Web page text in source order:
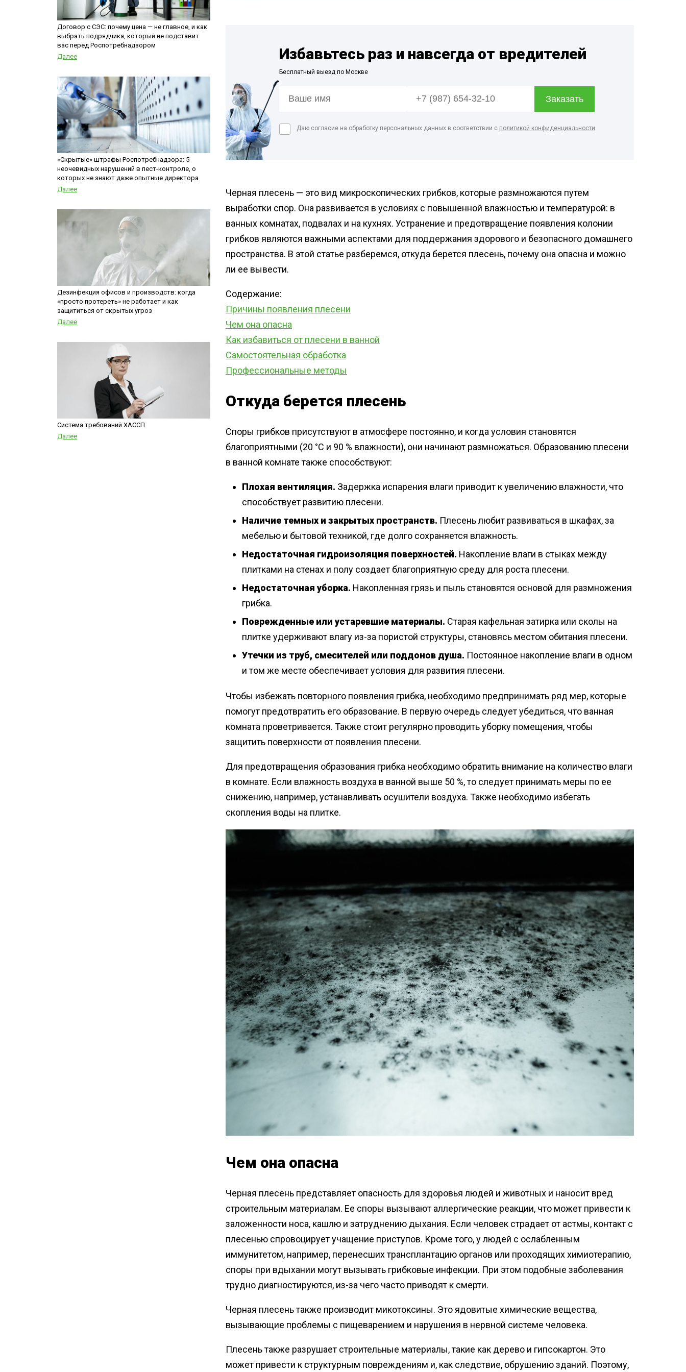
Медведка
Дезинсекция помещений
Дезинсекция территорий
Вши
Чешуйницы
Паук
Многоквартирный дом
Горячий туман
Теплицы
Дезинфекция продуктовых
Договор с СЭС: почему цена — не главное, и как
выбрать подрядчика, который не подставит
вас перед Роспотребнадзором
Далее
«Скрытые» штрафы Роспотребнадзора: 5
неочевидных нарушений в пест-контроле, о
которых не знают даже опытные директора
Далее
Дезинфекция офисов и производств: когда
«просто протереть» не работает и как
защититься от скрытых угроз
Далее
Система требований ХАССП
Далее
Избавьтесь раз и навсегда от вредителей
Бесплатный выезд по Москве
Даю согласие на обработку персональных данных в соответствии с политикой конфиденциальности
Черная плесень — это вид микроскопических грибков, которые размножаются путем
выработки спор. Она развивается в условиях с повышенной влажностью и температурой: в
ванных комнатах, подвалах и на кухнях. Устранение и предотвращение появления колонии
грибков являются важными аспектами для поддержания здорового и безопасного домашнего
пространства. В этой статье разберемся, откуда берется плесень, почему она опасна и можно
ли ее вывести.
Содержание:
Причины появления плесени
Чем она опасна
Как избавиться от плесени в ванной
Самостоятельная обработка
Профессиональные методы
Откуда берется плесень
Споры грибков присутствуют в атмосфере постоянно, и когда условия становятся
благоприятными (20 °C и 90 % влажности), они начинают размножаться. Образованию плесени
в ванной комнате также способствуют:
Плохая вентиляция. Задержка испарения влаги приводит к увеличению влажности, что
способствует развитию плесени.
Наличие темных и закрытых пространств. Плесень любит развиваться в шкафах, за
мебелью и бытовой техникой, где долго сохраняется влажность.
Недостаточная гидроизоляция поверхностей. Накопление влаги в стыках между
плитками на стенах и полу создает благоприятную среду для роста плесени.
Недостаточная уборка. Накопленная грязь и пыль становятся основой для размножения
грибка.
Поврежденные или устаревшие материалы. Старая кафельная затирка или сколы на
плитке удерживают влагу из-за пористой структуры, становясь местом обитания плесени.
Утечки из труб, смесителей или поддонов душа. Постоянное накопление влаги в одном
и том же месте обеспечивает условия для развития плесени.
Чтобы избежать повторного появления грибка, необходимо предпринимать ряд мер, которые
помогут предотвратить его образование. В первую очередь следует убедиться, что ванная
комната проветривается. Также стоит регулярно проводить уборку помещения, чтобы
защитить поверхности от появления плесени.
Для предотвращения образования грибка необходимо обратить внимание на количество влаги
в комнате. Если влажность воздуха в ванной выше 50 %, то следует принимать меры по ее
снижению, например, устанавливать осушители воздуха. Также необходимо избегать
скопления воды на плитке.
Чем она опасна
Черная плесень представляет опасность для здоровья людей и животных и наносит вред
строительным материалам. Ее споры вызывают аллергические реакции, что может привести к
заложенности носа, кашлю и затруднению дыхания. Если человек страдает от астмы, контакт с
плесенью спровоцирует учащение приступов. Кроме того, у людей с ослабленным
иммунитетом, например, перенесших трансплантацию органов или проходящих химиотерапию,
споры при вдыхании могут вызывать грибковые инфекции. При этом подобные заболевания
трудно диагностируются, из-за чего часто приводят к смерти.
Черная плесень также производит микотоксины. Это ядовитые химические вещества,
вызывающие проблемы с пищеварением и нарушения в нервной системе человека.
Плесень также разрушает строительные материалы, такие как дерево и гипсокартон. Это
может привести к структурным повреждениям и, как следствие, обрушению зданий. Поэтому,